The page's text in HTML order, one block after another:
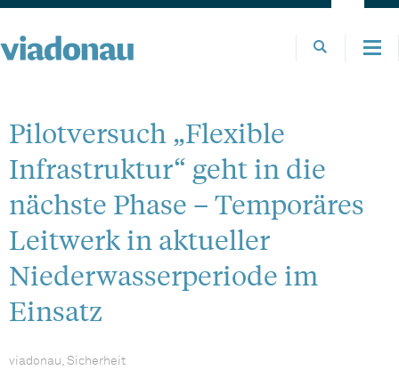
Pilotversuch „Flexible
Infrastruktur“ geht in die
nächste Phase – Temporäres
Leitwerk in aktueller
Niederwasserperiode im
Einsatz
viadonau, Sicherheit